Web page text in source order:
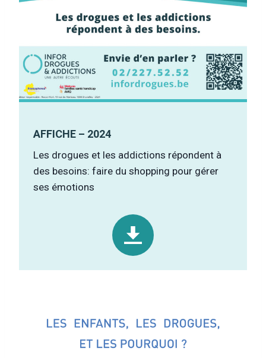
AFFICHE – 2024
Les drogues et les addictions répondent à
des besoins: faire du shopping pour gérer
ses émotions